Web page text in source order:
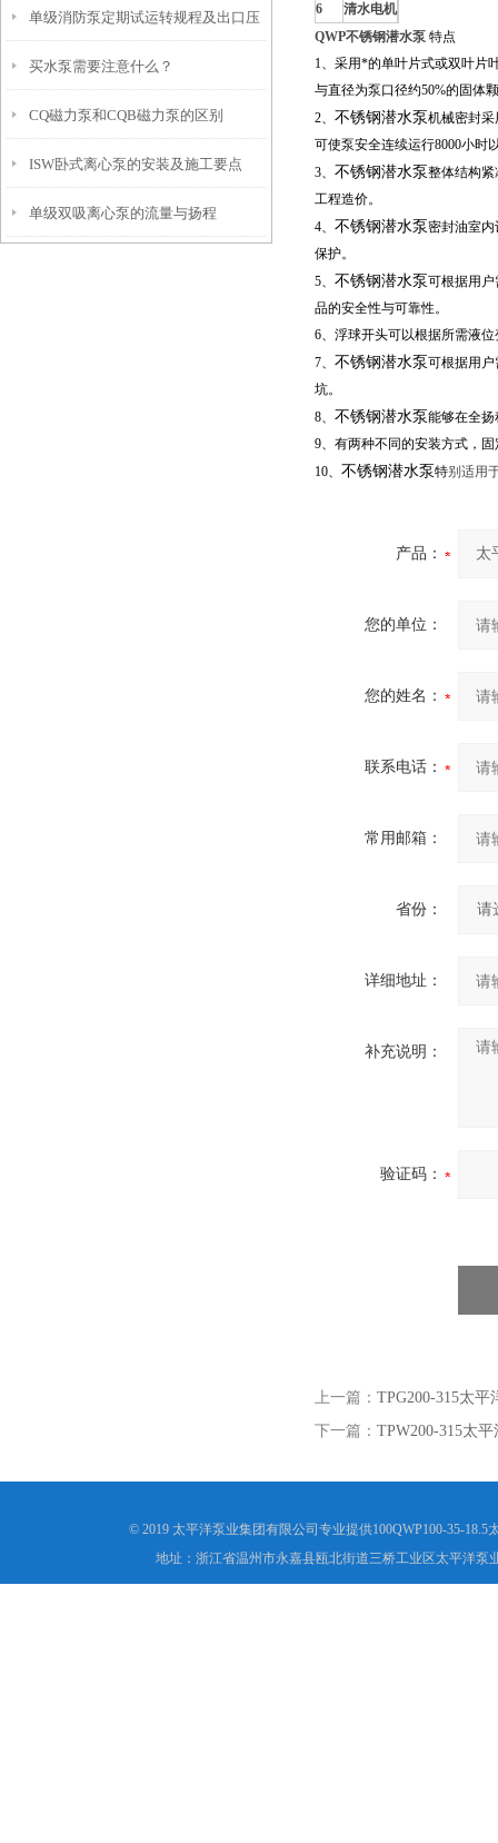
重
单级消防泵定期试运转规程及出口压
力表读数异常判断标准
买水泵需要注意什么？
CQ磁力泵和CQB磁力泵的区别
ISW卧式离心泵的安装及施工要点
单级双吸离心泵的流量与扬程
6
清水电机
QWP不锈钢潜水泵 特点
1、采用*的单叶片式或双叶片
与直径为泵口径约50%的固体
2、 不锈钢潜水泵机械密封
可使泵安全连续运行8000小时
3、 不锈钢潜水泵整体结构
工程造价。
4、 不锈钢潜水泵密封油室
保护。
5、 不锈钢潜水泵可根据用
品的安全性与可靠性。
6、浮球开头可以根据所需液
7、 不锈钢潜水泵可根据用
坑。
8、 不锈钢潜水泵能够在全
9、有两种不同的安装方式，
10、 不锈钢潜水泵特别适用
产品：
您的单位：
您的姓名：
联系电话：
常用邮箱：
省份：
详细地址：
补充说明：
验证码：
上一篇： TPG200-315太平
下一篇： TPW200-315太
© 2019 太平洋泵业集团有限公司专业提供100QWP100-35-
地址：浙江省温州市永嘉县瓯北街道三桥工业区太平洋泵